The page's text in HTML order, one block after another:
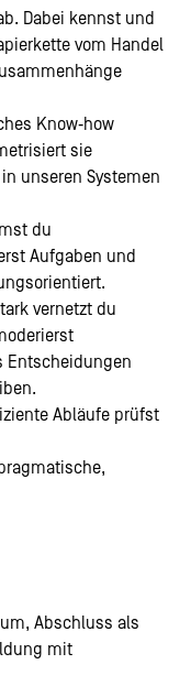
Dabei kennst und
vom Handel
Know‑how
sie
unseren Systemen
du
Aufgaben und
vernetzt du
Entscheidungen
Abläufe prüfst
Abschluss als
mit